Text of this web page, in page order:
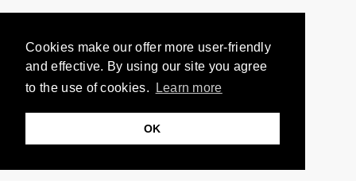
Cookies make our offer more user-friendly
and effective. By using our site you agree
to the use of cookies.
Learn more
OK